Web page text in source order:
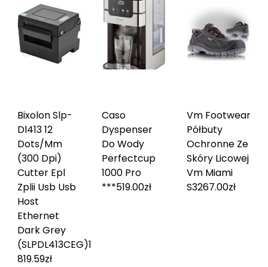
Bixolon Slp-
Dl413 12
Dots/Mm
(300 Dpi)
Cutter Epl
Zplii Usb Usb
Host
Ethernet
Dark Grey
(SLPDL413CEG)1
819.59zł
Caso
Dyspenser
Do Wody
Perfectcup
1000 Pro
***519.00zł
Vm Footwear
Półbuty
Ochronne Ze
Skóry Licowej
Vm Miami
S3267.00zł